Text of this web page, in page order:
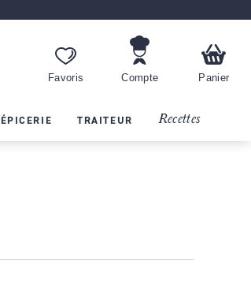
Favoris Compte Panier
ÉPICERIE TRAITEUR Recettes